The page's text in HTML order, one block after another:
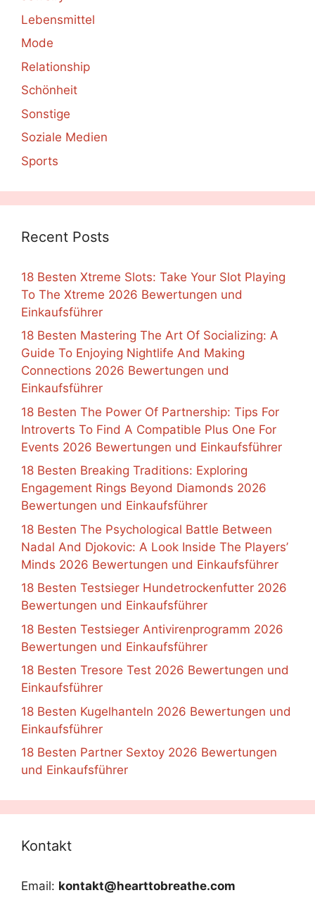
Lebensmittel
Mode
Relationship
Schönheit
Sonstige
Soziale Medien
Sports
Recent Posts
18 Besten Xtreme Slots: Take Your Slot Playing
To The Xtreme 2026 Bewertungen und
Einkaufsführer
18 Besten Mastering The Art Of Socializing: A
Guide To Enjoying Nightlife And Making
Connections 2026 Bewertungen und
Einkaufsführer
18 Besten The Power Of Partnership: Tips For
Introverts To Find A Compatible Plus One For
Events 2026 Bewertungen und Einkaufsführer
18 Besten Breaking Traditions: Exploring
Engagement Rings Beyond Diamonds 2026
Bewertungen und Einkaufsführer
18 Besten The Psychological Battle Between
Nadal And Djokovic: A Look Inside The Players’
Minds 2026 Bewertungen und Einkaufsführer
18 Besten Testsieger Hundetrockenfutter 2026
Bewertungen und Einkaufsführer
18 Besten Testsieger Antivirenprogramm 2026
Bewertungen und Einkaufsführer
18 Besten Tresore Test 2026 Bewertungen und
Einkaufsführer
18 Besten Kugelhanteln 2026 Bewertungen und
Einkaufsführer
18 Besten Partner Sextoy 2026 Bewertungen
und Einkaufsführer
Kontakt
Email: kontakt@hearttobreathe.com